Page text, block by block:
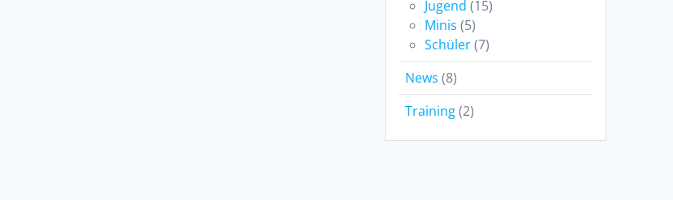
Jugend (15)
Minis (5)
Schüler(7)
News (8)
Training(2)